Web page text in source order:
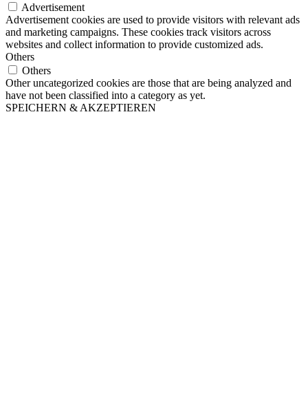
Advertisement
Advertisement cookies are used to provide visitors with relevant ads
and marketing campaigns. These cookies track visitors across
websites and collect information to provide customized ads.
Others
Others
Other uncategorized cookies are those that are being analyzed and
have not been classified into a category as yet.
SPEICHERN & AKZEPTIEREN